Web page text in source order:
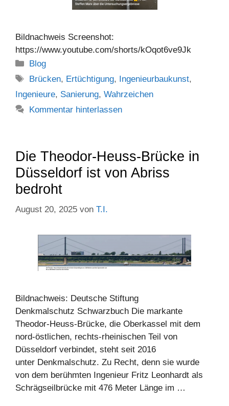
Bildnachweis Screenshot:
https://www.youtube.com/shorts/kOqot6ve9Jk
Kategorien
Blog
Schlagwörter
Brücken, Ertüchtigung, Ingenieurbaukunst,
Ingenieure, Sanierung, Wahrzeichen
Kommentar hinterlassen
Die Theodor-Heuss-Brücke in
Düsseldorf ist von Abriss
bedroht
August 20, 2025 von T.I.
Bildnachweis: Deutsche Stiftung
Denkmalschutz Schwarzbuch Die markante
Theodor-Heuss-Brücke, die Oberkassel mit dem
nord-östlichen, rechts-rheinischen Teil von
Düsseldorf verbindet, steht seit 2016
unter Denkmalschutz. Zu Recht, denn sie wurde
von dem berühmten Ingenieur Fritz Leonhardt als
Schrägseilbrücke mit 476 Meter Länge im …